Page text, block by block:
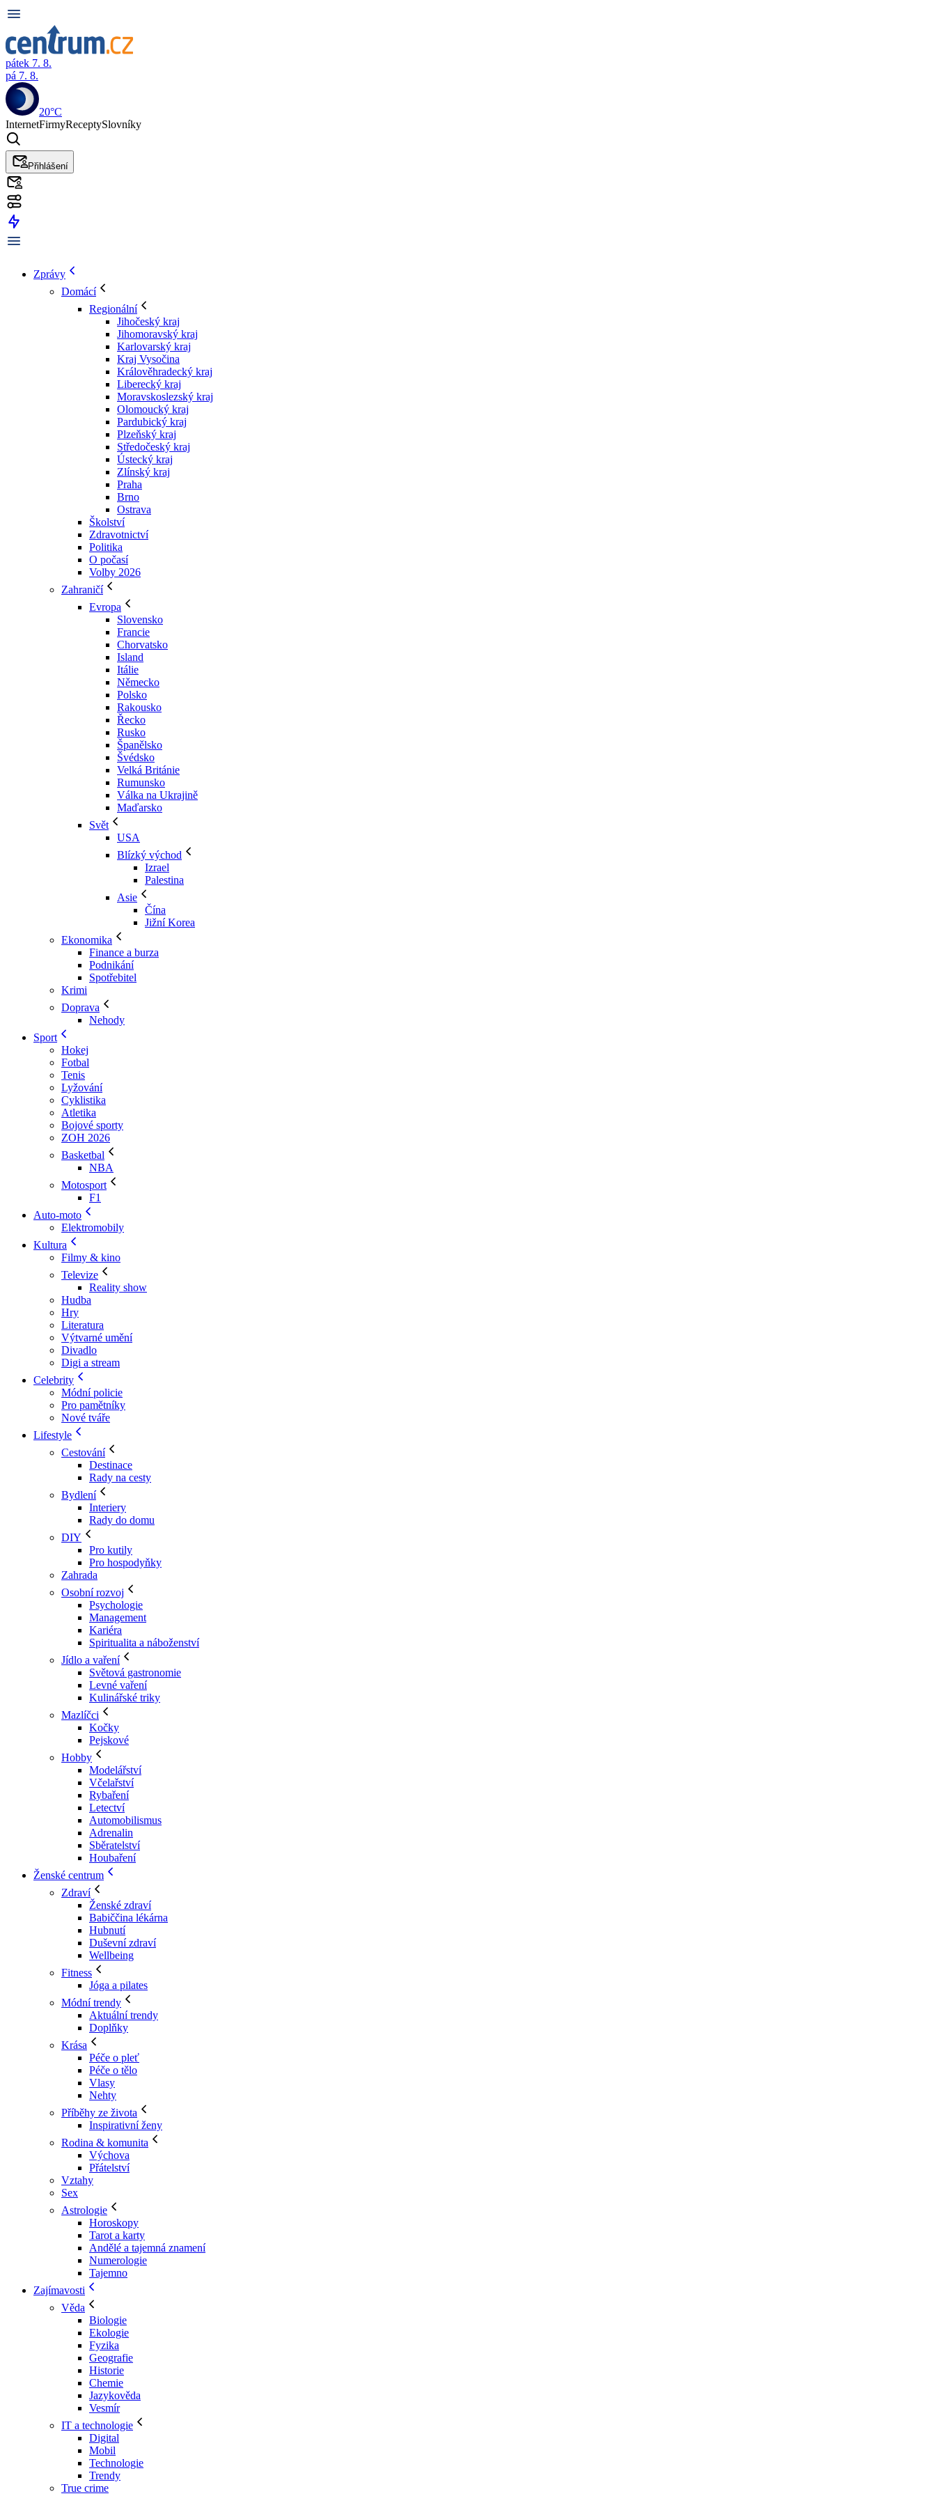
pátek 7. 8.
pá 7. 8.
20°C
InternetFirmyReceptySlovníky
Přihlášení
Zprávy
Domácí
Regionální
Jihočeský kraj
Jihomoravský kraj
Karlovarský kraj
Kraj Vysočina
Králověhradecký kraj
Liberecký kraj
Moravskoslezský kraj
Olomoucký kraj
Pardubický kraj
Plzeňský kraj
Středočeský kraj
Ústecký kraj
Zlínský kraj
Praha
Brno
Ostrava
Školství
Zdravotnictví
Politika
O počasí
Volby 2026
Zahraničí
Evropa
Slovensko
Francie
Chorvatsko
Island
Itálie
Německo
Polsko
Rakousko
Řecko
Rusko
Španělsko
Švédsko
Velká Británie
Rumunsko
Válka na Ukrajině
Maďarsko
Svět
USA
Blízký východ
Izrael
Palestina
Asie
Čína
Jižní Korea
Ekonomika
Finance a burza
Podnikání
Spotřebitel
Krimi
Doprava
Nehody
Sport
Hokej
Fotbal
Tenis
Lyžování
Cyklistika
Atletika
Bojové sporty
ZOH 2026
Basketbal
NBA
Motosport
F1
Auto-moto
Elektromobily
Kultura
Filmy & kino
Televize
Reality show
Hudba
Hry
Literatura
Výtvarné umění
Divadlo
Digi a stream
Celebrity
Módní policie
Pro pamětníky
Nové tváře
Lifestyle
Cestování
Destinace
Rady na cesty
Bydlení
Interiery
Rady do domu
DIY
Pro kutily
Pro hospodyňky
Zahrada
Osobní rozvoj
Psychologie
Management
Kariéra
Spiritualita a náboženství
Jídlo a vaření
Světová gastronomie
Levné vaření
Kulinářské triky
Mazlíčci
Kočky
Pejskové
Hobby
Modelářství
Včelařství
Rybaření
Letectví
Automobilismus
Adrenalin
Sběratelství
Houbaření
Ženské centrum
Zdraví
Ženské zdraví
Babiččina lékárna
Hubnutí
Duševní zdraví
Wellbeing
Fitness
Jóga a pilates
Módní trendy
Aktuální trendy
Doplňky
Krása
Péče o pleť
Péče o tělo
Vlasy
Nehty
Příběhy ze života
Inspirativní ženy
Rodina & komunita
Výchova
Přátelství
Vztahy
Sex
Astrologie
Horoskopy
Tarot a karty
Andělé a tajemná znamení
Numerologie
Tajemno
Zajímavosti
Věda
Biologie
Ekologie
Fyzika
Geografie
Historie
Chemie
Jazykověda
Vesmír
IT a technologie
Digital
Mobil
Technologie
Trendy
True crime